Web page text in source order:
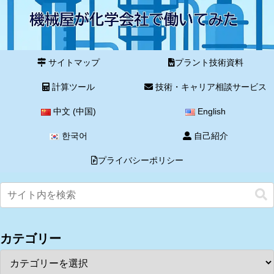
サイトマップ プラント技術資料
計算ツール 技術・キャリア相談サービス
中文 (中国) English
한국어 自己紹介
プライバシーポリシー
カテゴリー